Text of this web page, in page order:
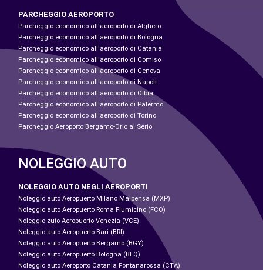
PARCHEGGIO AEROPORTO
Parcheggio economico all'aeroporto di Alghero
Parcheggio economico all'aeroporto di Bologna
Parcheggio economico all'aeroporto di Catania
Parcheggio economico all'aeroporto di Comiso
Parcheggio economico all'aeroporto di Genova
Parcheggio economico all'aeroporto di Napoli
Parcheggio economico all'aeroporto di Olbia
Parcheggio economico all'aeroporto di Palermo
Parcheggio economico all'aeroporto di Torino
Parcheggio Aeroporto Bergamo-Orio al Serio
NOLEGGIO AUTO
NOLEGGIO AUTO NEGLI AEROPORTI
Noleggio auto Aeropuerto Milano Malpensa (MXP)
Noleggio auto Aeropuerto Roma Fiumicino (FCO)
Noleggio zuto Aeropuerto Venezia (VCE)
Noleggio auto Aeropuerto Bari (BRI)
Noleggio auto Aeropuerto Bergamo (BGY)
Noleggio auto Aeropuerto Bologna (BLQ)
Noleggio auto Aeroporto Catania Fontanarossa (CTA)